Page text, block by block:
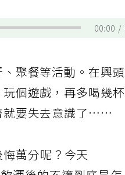
00:00
聚餐等活動。在興頭
個遊戲，再多喝幾杯
就要失去意識了……
萬分呢？今天